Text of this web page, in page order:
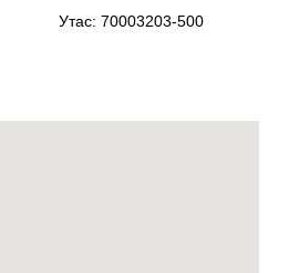
Утас: 70003203-500